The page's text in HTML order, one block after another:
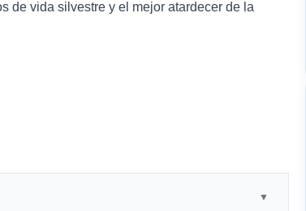
de vida silvestre y el mejor atardecer de la
▼